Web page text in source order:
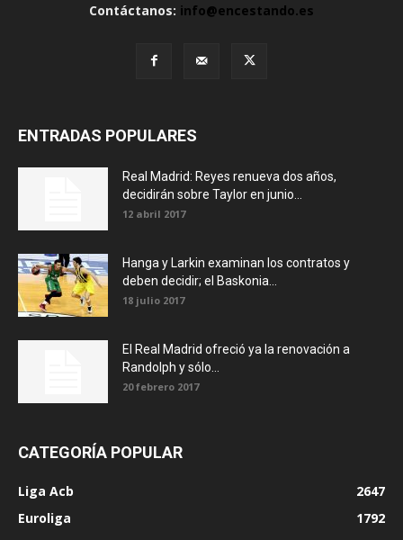
Contáctanos: info@encestando.es
ENTRADAS POPULARES
Real Madrid: Reyes renueva dos años,
decidirán sobre Taylor en junio...
12 abril 2017
Hanga y Larkin examinan los contratos y
deben decidir; el Baskonia...
18 julio 2017
El Real Madrid ofreció ya la renovación a
Randolph y sólo...
20 febrero 2017
CATEGORÍA POPULAR
Liga Acb
2647
Euroliga
1792